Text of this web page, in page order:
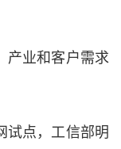
产业和客户需求
试点，工信部明